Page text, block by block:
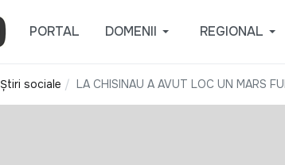
PORTAL DOMENII REGIONAL
Știri sociale LA CHISINAU A AVUT LOC UN MARS